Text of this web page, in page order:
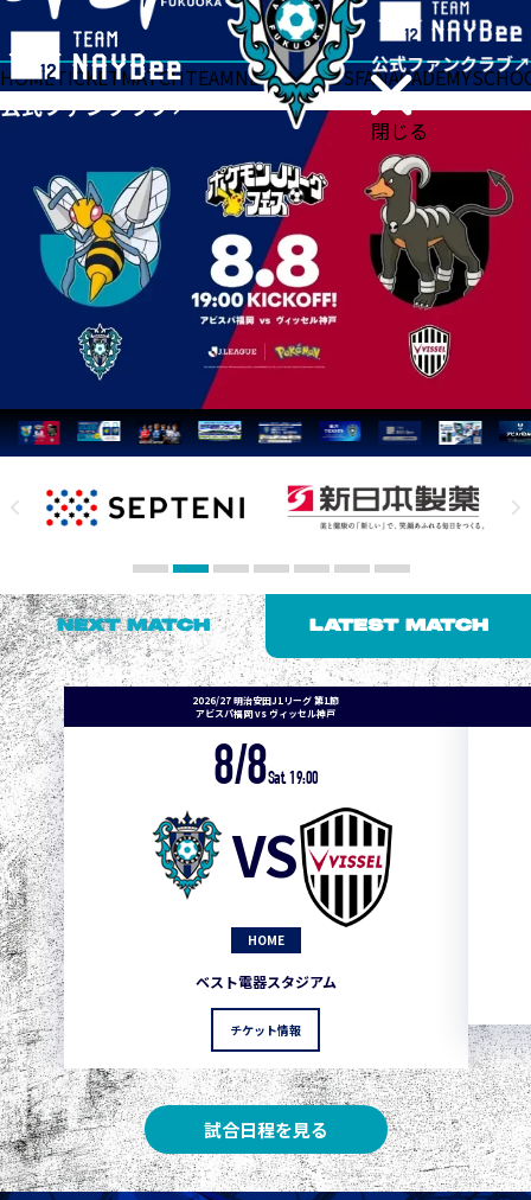
閉じる
HOMETICKETMATCHTEAMNEWSGOODSFANACADEMY
NEXT MATCH LATEST MATCH
2026/27 明治安田J1リーグ 第1節
アビスパ福岡 vs ヴィッセル神戸
8/8Sat. 19:00
VS
HOME
ベスト電器スタジアム
チケット情報
試合日程を見る